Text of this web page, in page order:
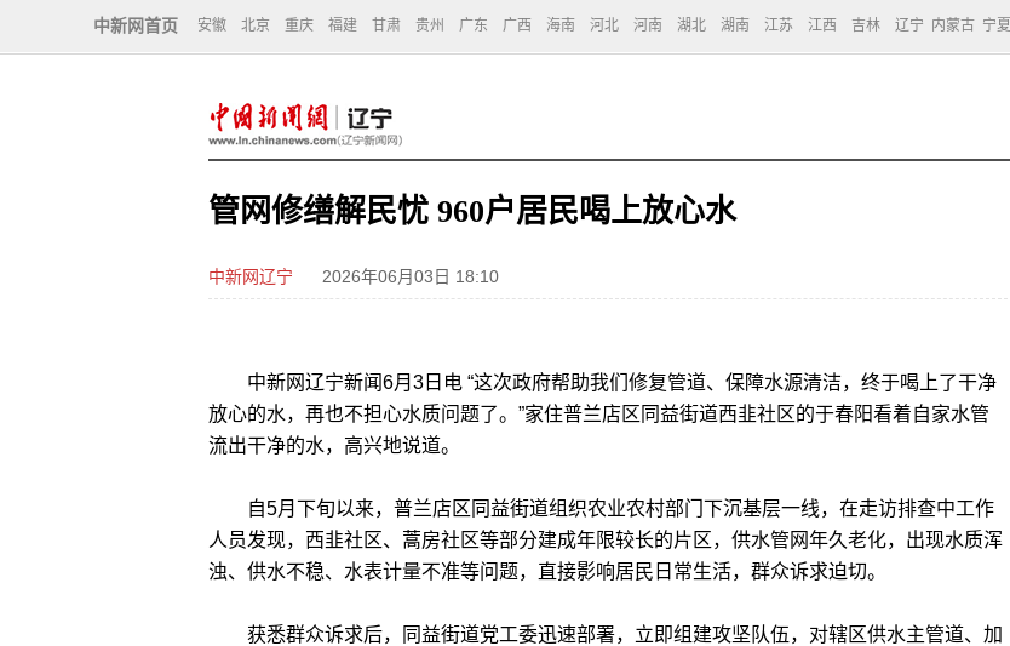
中新网首页 安徽 北京 重庆 福建 甘肃 贵州 广东 广西 海南 河北 河南 湖北 湖南 江苏 江西 吉林 辽宁 内蒙古 宁夏
管网修缮解民忧 960户居民喝上放心水
中新网辽宁 2026年06月03日 18:10
中新网辽宁新闻6月3日电 “这次政府帮助我们修复管道、保障水源清洁，终于喝上了干净
放心的水，再也不担心水质问题了。”家住普兰店区同益街道西韭社区的于春阳看着自家水管
流出干净的水，高兴地说道。
自5月下旬以来，普兰店区同益街道组织农业农村部门下沉基层一线，在走访排查中工作
人员发现，西韭社区、蒿房社区等部分建成年限较长的片区，供水管网年久老化，出现水质浑
浊、供水不稳、水表计量不准等问题，直接影响居民日常生活，群众诉求迫切。
获悉群众诉求后，同益街道党工委迅速部署，立即组建攻坚队伍，对辖区供水主管道、加